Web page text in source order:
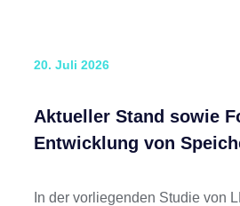
20. Juli 2026
Aktueller Stand sowie
Entwicklung von
In der vorliegenden Studie von